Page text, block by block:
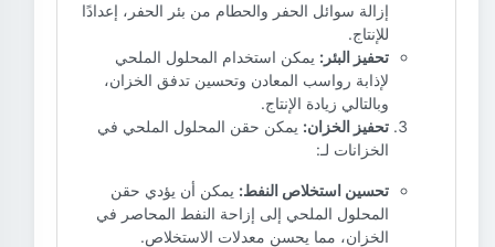
إزالة سوائل الحفر والحطام من بئر الحفر، إعدادًا
للإنتاج.
تحفيز البئر: يمكن استخدام المحلول الملحي
لإذابة رواسب المعادن وتحسين تدفق الخزان،
وبالتالي زيادة الإنتاج.
تحفيز الخزان: يمكن حقن المحلول الملحي في
الخزانات لـ:
تحسين استخلاص النفط: يمكن أن يؤدي حقن
المحلول الملحي إلى إزاحة النفط المحاصر في
الخزان، مما يحسن معدلات الاستخلاص.